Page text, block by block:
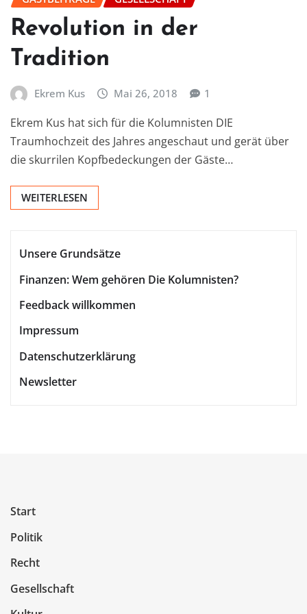
Revolution in der
Tradition
Ekrem Kus Mai 26, 2018 1
Ekrem Kus hat sich für die Kolumnisten DIE
Traumhochzeit des Jahres angeschaut und gerät über
die skurrilen Kopfbedeckungen der Gäste…
WEITERLESEN
Unsere Grundsätze
Finanzen: Wem gehören Die Kolumnisten?
Feedback willkommen
Impressum
Datenschutzerklärung
Newsletter
Start
Politik
Recht
Gesellschaft